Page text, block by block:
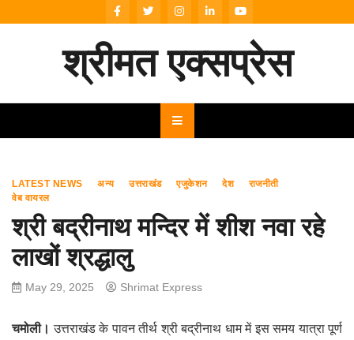
to
श्रीमत एक्सप्रेस
LATEST NEWS अन्य उत्तराखंड एजुकेशन देश
राजनीती
वेब वायरल
श्री बद्रीनाथ मन्दिर में शीश नवा रहे
लाखों श्रद्धालु
May 29, 2025 Shrimat Express
चमोली। उत्तराखंड के पावन तीर्थ श्री बद्रीनाथ धाम में इस समय यात्रा पूर्ण